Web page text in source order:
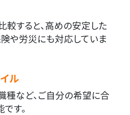
較すると、高めの安定した
や労災にも対応していま
ル
種など、ご自分の希望に合
す。